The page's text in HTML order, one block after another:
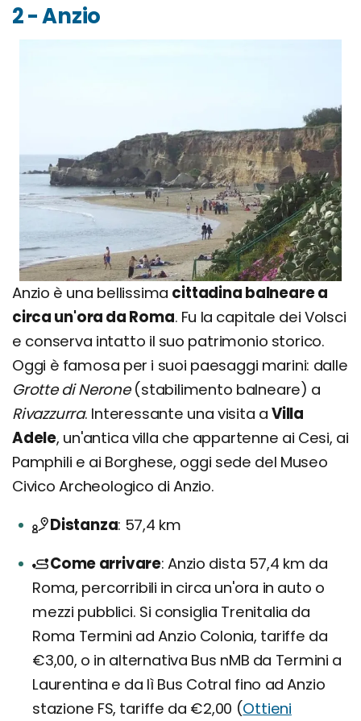
2 - Anzio
Anzio è una bellissima cittadina balneare a
circa un'ora da Roma. Fu la capitale dei Volsci
e conserva intatto il suo patrimonio storico.
Oggi è famosa per i suoi paesaggi marini: dalle
Grotte di Nerone(stabilimento balneare) a
Rivazzurra. Interessante una visita a Villa
Adele, un'antica villa che appartenne ai Cesi, ai
Pamphili e ai Borghese, oggi sede del Museo
Civico Archeologico di Anzio.
Distanza 57,4 km
Come arrivare Anzio dista 57,4 km da
Roma, percorribili in circa un'ora in auto o
mezzi pubblici. Si consiglia Trenitalia da
Roma Termini ad Anzio Colonia, tariffe da
€3,00, o in alternativa Bus nMB da Termini a
Laurentina e da lì Bus Cotral fino ad Anzio
stazione FS, tariffe da €2,00 (Ottieni